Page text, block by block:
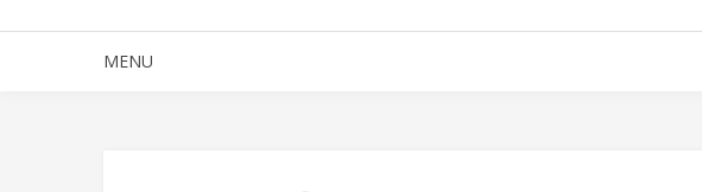
MENU